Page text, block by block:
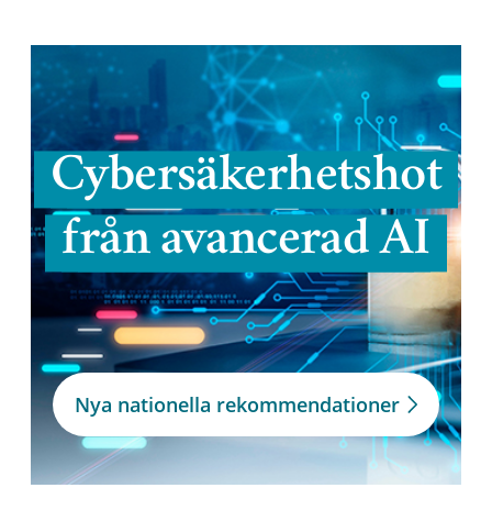
Cybersäkerhetshot
från avancerad AI
Nya nationella rekommendationer